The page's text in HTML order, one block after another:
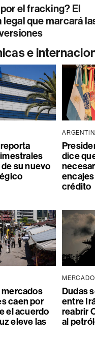
el fracking? El
legal que marcará
e
su nuevo
dice
crédito
caen por
el acuerdo
eleve las
Dudas
entre
reabrir
al